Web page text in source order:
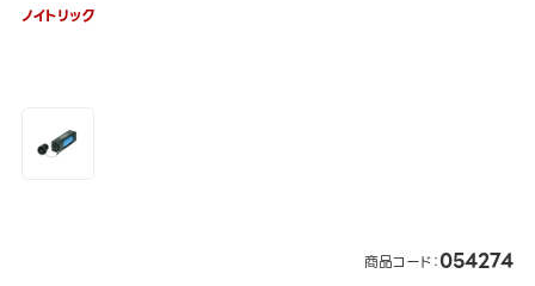
ノイトリック
商品コード：054274